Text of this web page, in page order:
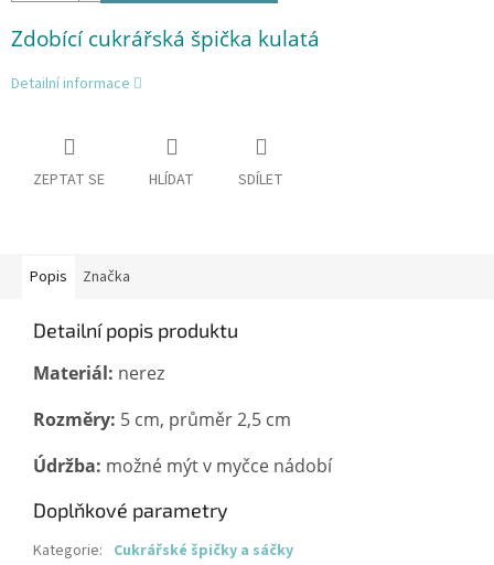
Zdobící cukrářská špička kulatá
Detailní informace
ZEPTAT SE HLÍDAT SDÍLET
Popis Značka
Detailní popis produktu
Materiál: nerez
Rozměry: 5 cm, průměr 2,5 cm
Údržba: možné mýt v myčce nádobí
Doplňkové parametry
Kategorie: Cukrářské špičky a sáčky